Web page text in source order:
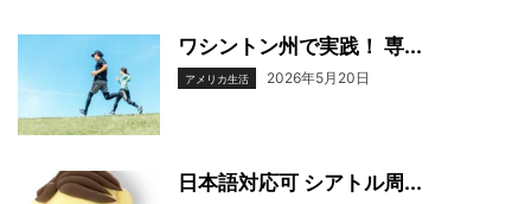
ワシントン州で実践！ 専...
アメリカ生活 2026年5月20日
日本語対応可 シアトル周...